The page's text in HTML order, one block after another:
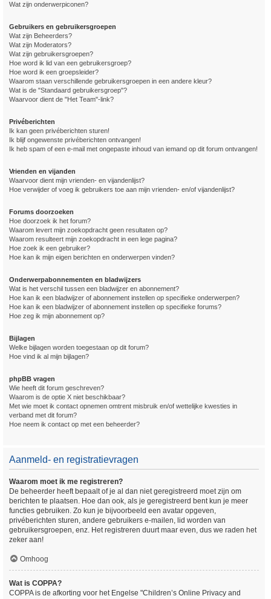
Wat zijn onderwerpiconen?
Gebruikers en gebruikersgroepen
Wat zijn Beheerders?
Wat zijn Moderators?
Wat zijn gebruikersgroepen?
Hoe word ik lid van een gebruikersgroep?
Hoe word ik een groepsleider?
Waarom staan verschillende gebruikersgroepen in een andere kleur?
Wat is de "Standaard gebruikersgroep"?
Waarvoor dient de "Het Team"-link?
Privéberichten
Ik kan geen privéberichten sturen!
Ik blijf ongewenste privéberichten ontvangen!
Ik heb spam of een e-mail met ongepaste inhoud van iemand op dit forum ontvangen!
Vrienden en vijanden
Waarvoor dient mijn vrienden- en vijandenlijst?
Hoe verwijder of voeg ik gebruikers toe aan mijn vrienden- en/of vijandenlijst?
Forums doorzoeken
Hoe doorzoek ik het forum?
Waarom levert mijn zoekopdracht geen resultaten op?
Waarom resulteert mijn zoekopdracht in een lege pagina?
Hoe zoek ik een gebruiker?
Hoe kan ik mijn eigen berichten en onderwerpen vinden?
Onderwerpabonnementen en bladwijzers
Wat is het verschil tussen een bladwijzer en abonnement?
Hoe kan ik een bladwijzer of abonnement instellen op specifieke onderwerpen?
Hoe kan ik een bladwijzer of abonnement instellen op specifieke forums?
Hoe zeg ik mijn abonnement op?
Bijlagen
Welke bijlagen worden toegestaan op dit forum?
Hoe vind ik al mijn bijlagen?
phpBB vragen
Wie heeft dit forum geschreven?
Waarom is de optie X niet beschikbaar?
Met wie moet ik contact opnemen omtrent misbruik en/of wettelijke kwesties in
verband met dit forum?
Hoe neem ik contact op met een beheerder?
Aanmeld- en registratievragen
Waarom moet ik me registreren?
De beheerder heeft bepaalt of je al dan niet geregistreerd moet zijn om
berichten te plaatsen. Hoe dan ook, als je geregistreerd bent kun je meer
functies gebruiken. Zo kun je bijvoorbeeld een avatar opgeven,
privéberichten sturen, andere gebruikers e-mailen, lid worden van
gebruikersgroepen, enz. Het registreren duurt maar even, dus we raden het
zeker aan!
Omhoog
Wat is COPPA?
COPPA is de afkorting voor het Engelse "Children’s Online Privacy and